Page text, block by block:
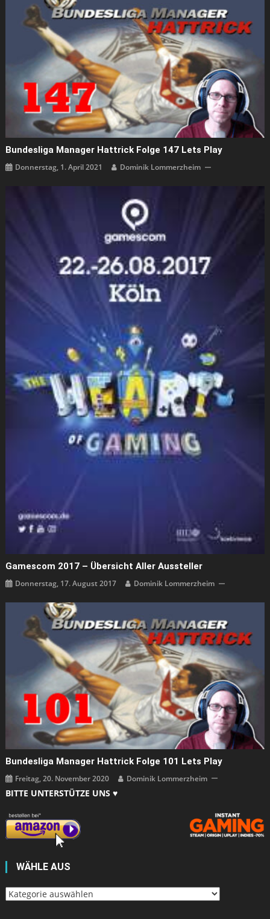
Bundesliga Manager Hattrick Folge 147 Lets Play
Donnerstag, 1. April 2021 Dominik Lommerzheim
Gamescom 2017 – Übersicht Aller Aussteller
Donnerstag, 17. August 2017 Dominik Lommerzheim
Bundesliga Manager Hattrick Folge 101 Lets Play
Freitag, 20. November 2020 Dominik Lommerzheim
BITTE UNTERSTÜTZE UNS ♥
WÄHLE AUS
Wähle